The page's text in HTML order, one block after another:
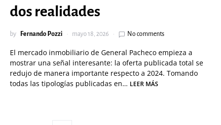
dos realidades
by Fernando Pozzi mayo 18, 2026 No comments
El mercado inmobiliario de General Pacheco empieza a
mostrar una señal interesante: la oferta publicada total se
redujo de manera importante respecto a 2024. Tomando
todas las tipologías publicadas en… LEER MÁS